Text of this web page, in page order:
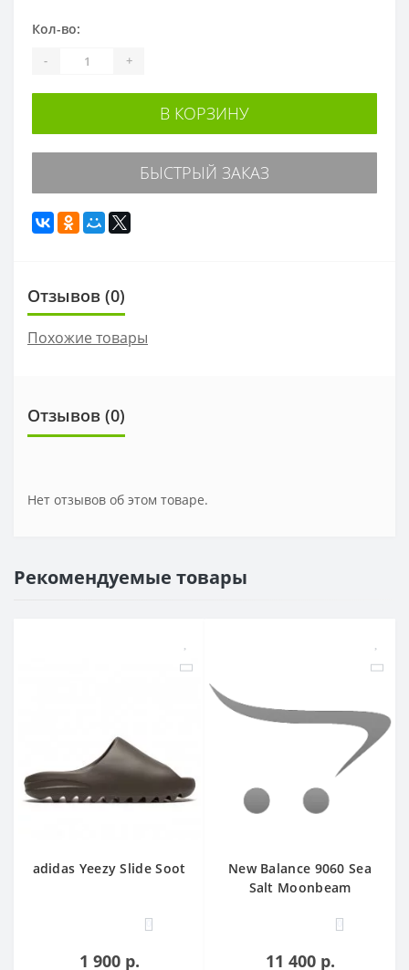
Кол-во:
- +
В КОРЗИНУ
БЫСТРЫЙ ЗАКАЗ
Отзывов (0)
Похожие товары
Отзывов (0)
Нет отзывов об этом товаре.
Рекомендуемые товары
adidas Yeezy Slide Soot
0
1 900 р.
New Balance 9060 Sea
Salt Moonbeam
0
11 400 р.